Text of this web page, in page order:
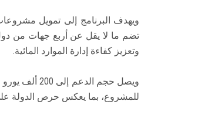
ويهدف البرنامج إلى تمويل
تضم ما لا يقل عن أربع جهات من دول
وتعزيز كفاءة إدارة الموارد المائية.
للمشروع، بما يعكس حرص الدولة